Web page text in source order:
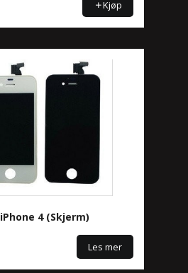
Kjøp
iPhone 4 (Skjerm)
Les mer